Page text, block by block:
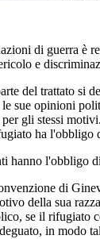
di guerra è
e
del trattato si
sue opinioni
gli stessi
ha l'obbligo
hanno l'obbligo
di
della sua
se il rifugiato
in modo